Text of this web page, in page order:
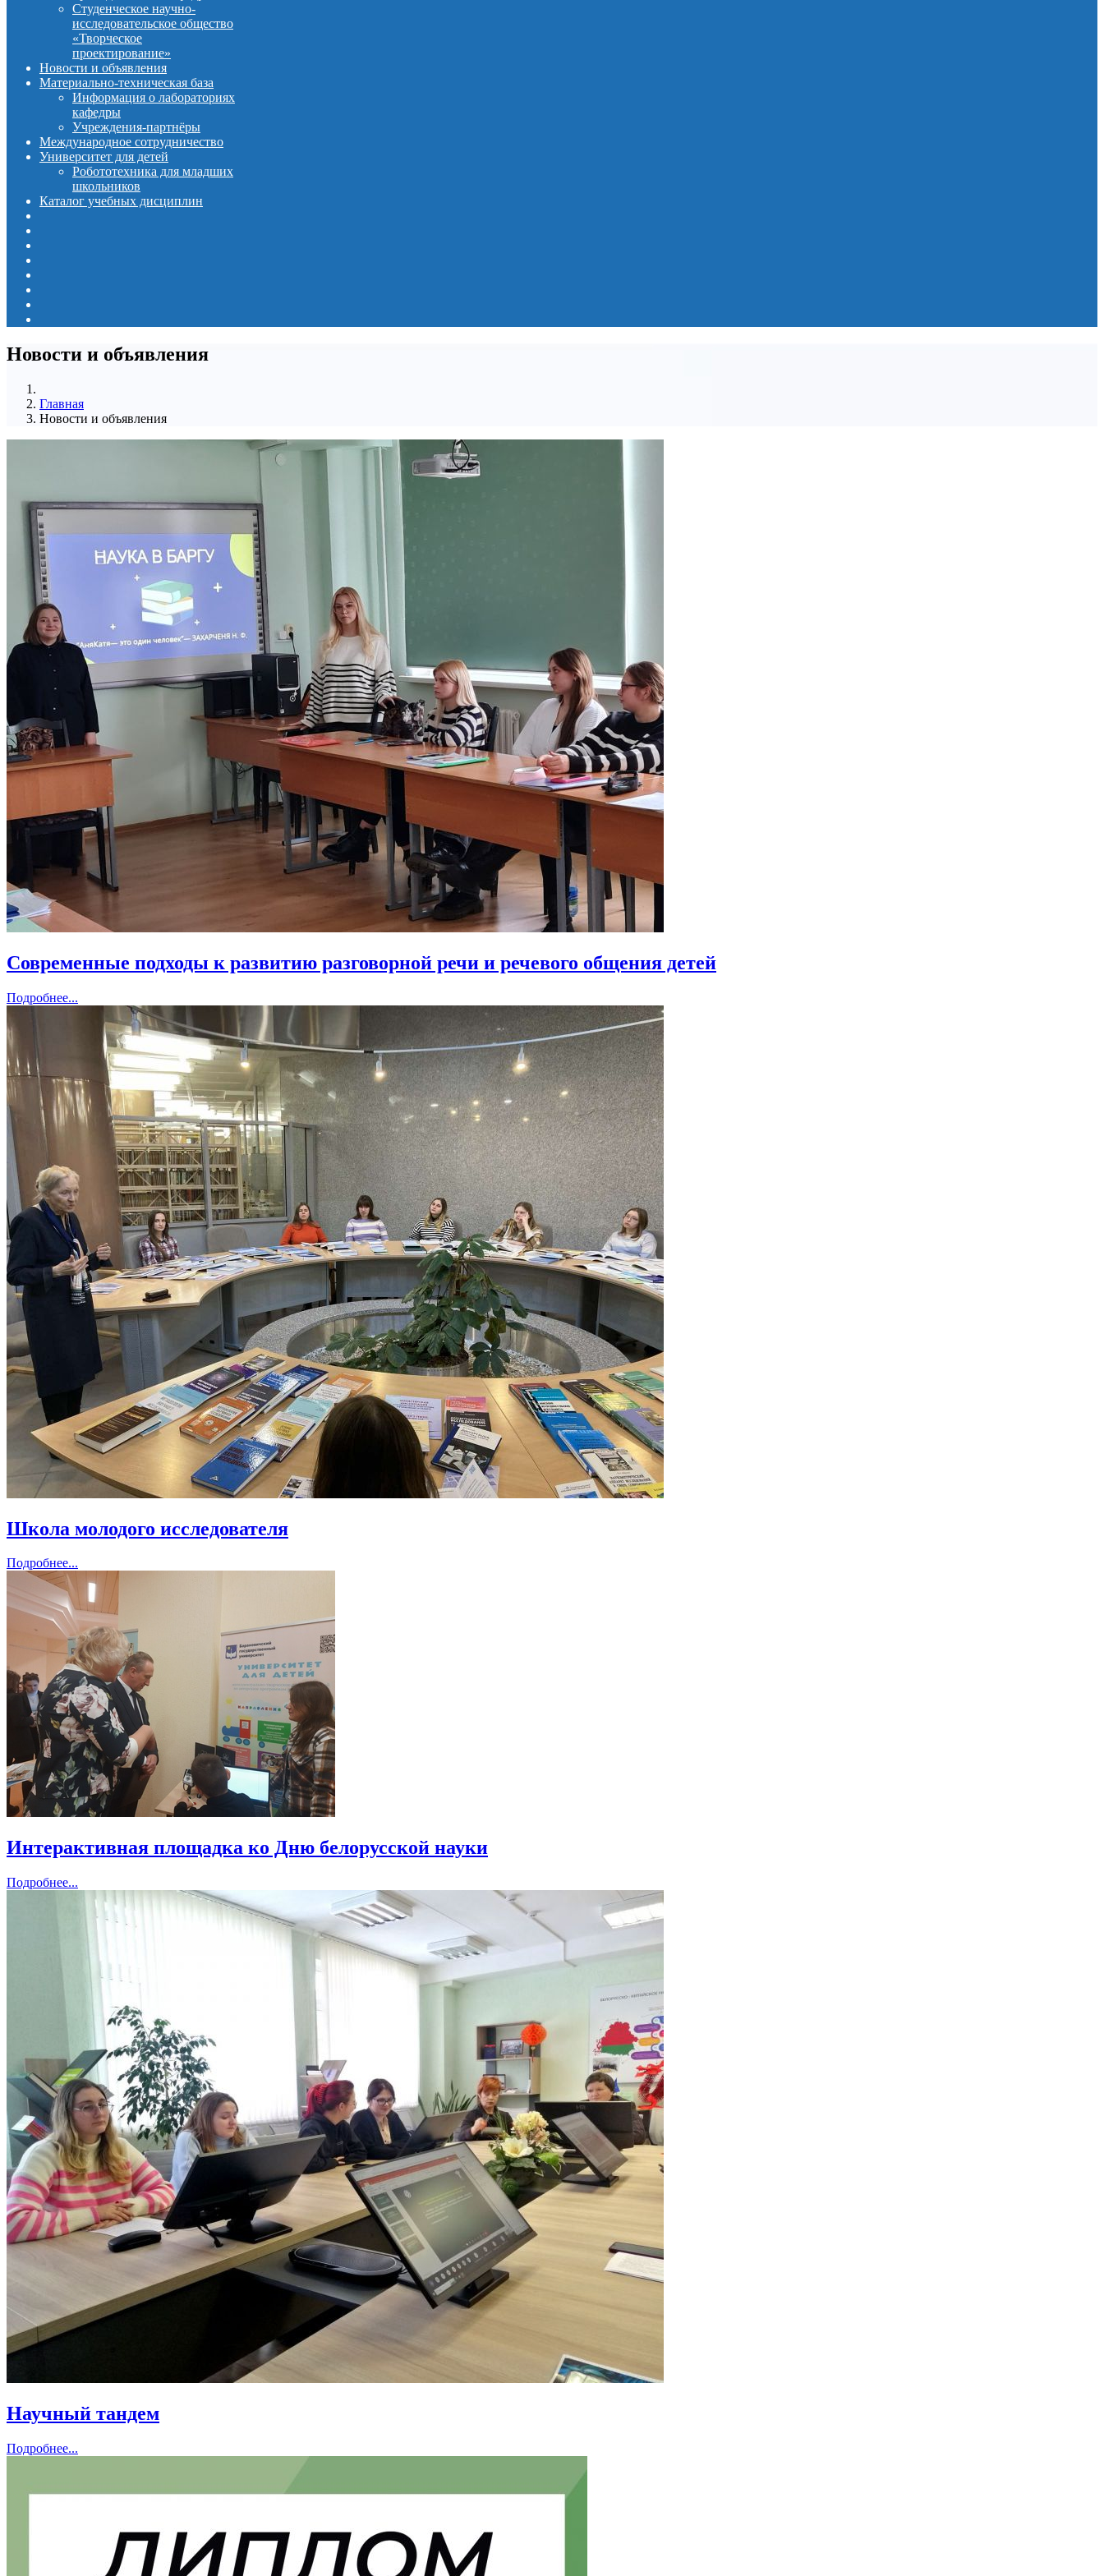
Студенческое научно-
исследовательское общество
«Творческое
проектирование»
Новости и объявления
Материально-техническая база
Информация о лабораториях
кафедры
Учреждения-партнёры
Международное сотрудничество
Университет для детей
Робототехника для младших
школьников
Каталог учебных дисциплин
Новости и объявления
Главная
Новости и объявления
Современные подходы к развитию разговорной речи и речевого общения детей
Подробнее...
Школа молодого исследователя
Подробнее...
Интерактивная площадка ко Дню белорусской науки
Подробнее...
Научный тандем
Подробнее...